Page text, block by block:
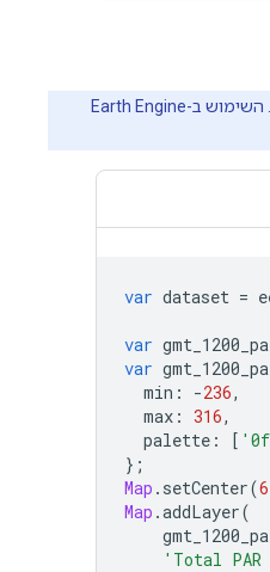
‫Earth Engine היא פלטפורמה לניתוח מדעי וויזואליזציה של נתונים גיאו-מרחביים בקנה מידה של פטה-בייטים. הפלטפורמה מיועדת לשימוש הציבור, לעסקים ולגופים ממשלתיים. השימוש ב-Earth Engine
var dataset =
var
var
min : -236,
max : 316,
palette : [
};
Map . setCenter(
Map .addLayer(
'Total PAR